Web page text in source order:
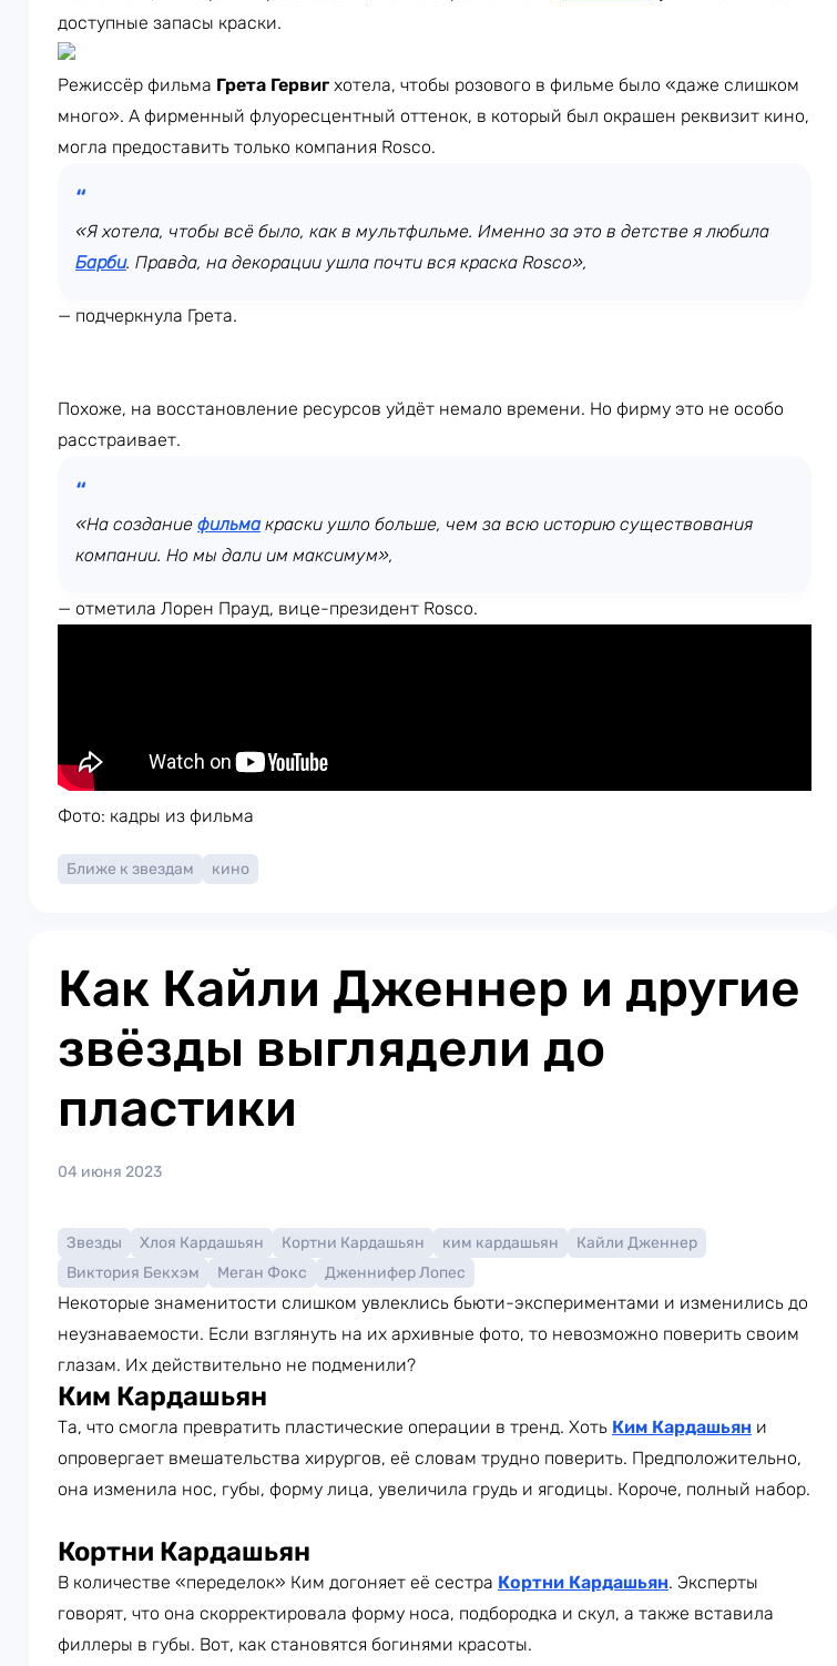
доступные запасы краски.
Режиссёр фильма Грета Гервиг хотела, чтобы розового в фильме было «даже слишком
много». А фирменный флуоресцентный оттенок, в который был окрашен реквизит кино,
могла предоставить только компания Rosco.
«Я хотела, чтобы всё было, как в мультфильме. Именно за это в детстве я любила
Барби. Правда, на декорации ушла почти вся краска Rosco»,
— подчеркнула Грета.
Похоже, на восстановление ресурсов уйдёт немало времени. Но фирму это не особо
расстраивает.
«На создание фильма краски ушло больше, чем за всю историю существования
компании. Но мы дали им максимум»,
— отметила Лорен Прауд, вице-президент Rosco.
Фото: кадры из фильма
Ближе к звездам кино
Как Кайли Дженнер и другие
звёзды выглядели до
пластики
04 июня 2023
Звезды Хлоя Кардашьян Кортни Кардашьян ким кардашьян
Кайли Дженнер
Виктория Бекхэм
Меган Фокс Дженнифер Лопес
Некоторые знаменитости слишком увлеклись бьюти-экспериментами и изменились до
неузнаваемости. Если взглянуть на их архивные фото, то невозможно поверить своим
глазам. Их действительно не подменили?
Ким Кардашьян
Та, что смогла превратить пластические операции в тренд. Хоть Ким Кардашьян и
опровергает вмешательства хирургов, её словам трудно поверить. Предположительно,
она изменила нос, губы, форму лица, увеличила грудь и ягодицы. Короче, полный набор.
Кортни Кардашьян
В количестве «переделок» Ким догоняет её сестра Кортни Кардашьян. Эксперты
говорят, что она скорректировала форму носа, подбородка и скул, а также вставила
филлеры в губы. Вот, как становятся богинями красоты.